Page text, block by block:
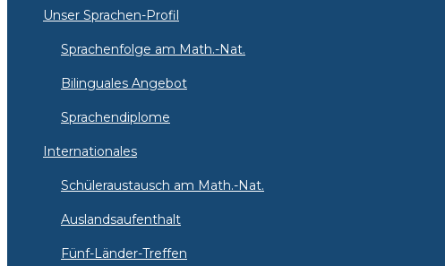
Unser Sprachen-Profil
Sprachenfolge am Math.-Nat.
Bilinguales Angebot
Sprachendiplome
Internationales
Schüleraustausch am Math.-Nat.
Auslandsaufenthalt
Fünf-Länder-Treffen